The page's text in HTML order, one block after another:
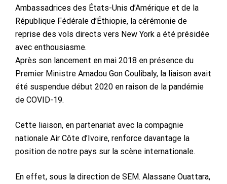
Ambassadrices des États-Unis d’Amérique et de la
République Fédérale d’Éthiopie, la cérémonie de
reprise des vols directs vers New York a été présidée
avec enthousiasme.
Après son lancement en mai 2018 en présence du
Premier Ministre Amadou Gon Coulibaly, la liaison avait
été suspendue début 2020 en raison de la pandémie
de COVID-19.
Cette liaison, en partenariat avec la compagnie
nationale Air Côte d’Ivoire, renforce davantage la
position de notre pays sur la scène internationale.
En effet, sous la direction de SEM. Alassane Ouattara,